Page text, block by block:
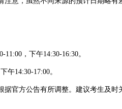
，下午14:30-16:30。
14:30-17:00。
方公告有所调整。建议考生及时